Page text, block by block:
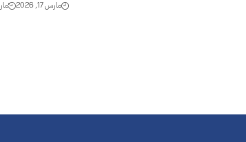
مارس 17, 2026 مارس